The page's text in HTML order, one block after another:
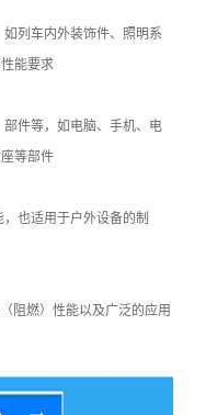
列车内外装饰件、照明系
能要求
件等，如电脑、手机、电
等部件
也适用于户外设备的制
阻燃）性能以及广泛的应用